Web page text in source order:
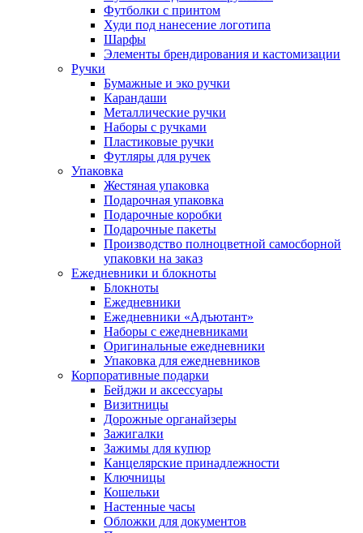
Футболки с принтом
Худи под нанесение логотипа
Шарфы
Элементы брендирования и кастомизации
Ручки
Бумажные и эко ручки
Карандаши
Металлические ручки
Наборы с ручками
Пластиковые ручки
Футляры для ручек
Упаковка
Жестяная упаковка
Подарочная упаковка
Подарочные коробки
Подарочные пакеты
Производство полноцветной самосборной
упаковки на заказ
Ежедневники и блокноты
Блокноты
Ежедневники
Ежедневники «Адъютант»
Наборы с ежедневниками
Оригинальные ежедневники
Упаковка для ежедневников
Корпоративные подарки
Бейджи и аксессуары
Визитницы
Дорожные органайзеры
Зажигалки
Зажимы для купюр
Канцелярские принадлежности
Ключницы
Кошельки
Настенные часы
Обложки для документов